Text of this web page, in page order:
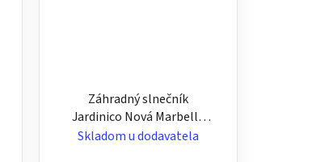
Záhradný slnečník
Jardinico Nová Marbella
Plus 300 x 300 cm -
Skladom u dodavatela